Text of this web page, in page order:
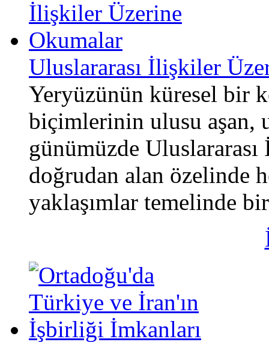
Uluslararası İlişkiler
Yeryüzünün küresel bir
biçimlerinin ulusu aşan,
günümüzde
doğrudan alan özelinde
yaklaşımlar temelinde